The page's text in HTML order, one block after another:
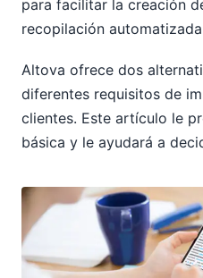
para facilitar la creación
recopilación
Altova ofrece dos
diferentes requisitos de
clientes. Este artículo le
básica y le ayudará a